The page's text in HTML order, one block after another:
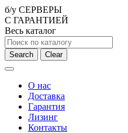
б/у СЕРВЕРЫ
С ГАРАНТИЕЙ
Весь каталог
Search Clear
О нас
Доставка
Гарантия
Лизинг
Контакты